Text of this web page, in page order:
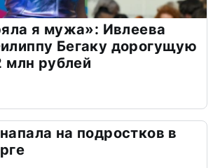
я мужа»: Ивлеева
Бегаку дорогущую
млн рублей
на подростков в